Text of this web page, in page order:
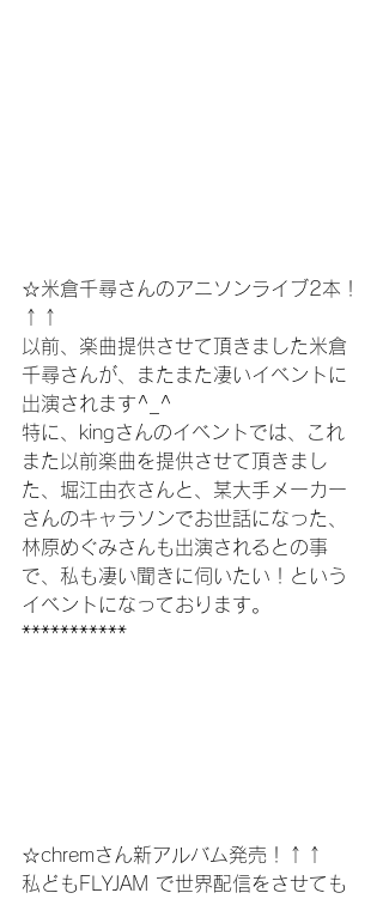
☆米倉千尋さんのアニソンライブ2本！
↑↑
以前、楽曲提供させて頂きました米倉
千尋さんが、またまた凄いイベントに
出演されます^_^
特に、kingさんのイベントでは、これ
また以前楽曲を提供させて頂きまし
た、堀江由衣さんと、某大手メーカー
さんのキャラソンでお世話になった、
林原めぐみさんも出演されるとの事
で、私も凄い聞きに伺いたい！という
イベントになっております。
***********
☆chremさん新アルバム発売！↑↑
私どもFLYJAM で世界配信をさせても